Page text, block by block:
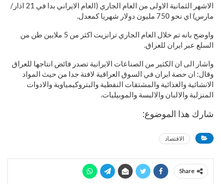
الاشهر الثمانية الاولى من العام الجاري (العام الايراني بدا في 21 اذار/
مارس) اي نحو 750 مليون دولار شهريا كمعدل.
واوضح بانه تم خلال العام الجاري ترانزيت اكثر من 5 ملايين طن من
السلع عبر ايران للعراق.
واشار الى ان الكثير من الصناعات الايرانية تصدر فائض انتاجها للعراق
وقال: ان حصة ايران في السوق العراقية لافتة جدا من حيث المواد
الانشائية والغذائية والمشتقات النفطية والبتروكيمياوية والادوات
المنزلية والالبان والالبسة والموبيليات.
شارك هذا الموضوع:
الاقتصاد
Share